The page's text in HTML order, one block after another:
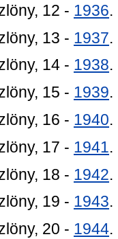
12 - 1936.
13 - 1937.
14 - 1938.
15 - 1939.
16 - 1940.
17 - 1941.
18 - 1942.
19 - 1943.
20 - 1944.